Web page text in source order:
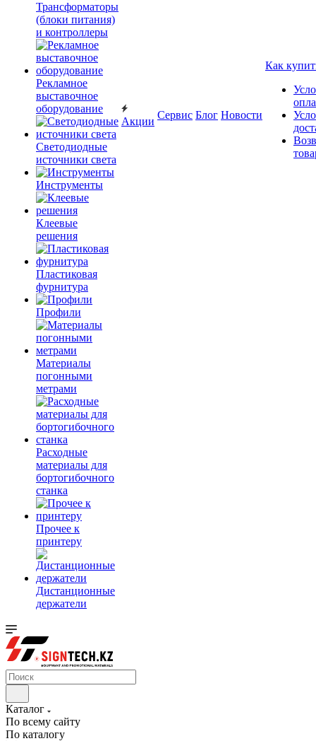
Трансформаторы
(блоки питания)
и контроллеры
Рекламное
выставочное
оборудование
Светодиодные
источники света
Инструменты
Клеевые
решения
Пластиковая
фурнитура
Профили
Материалы
погонными
метрами
Расходные
материалы для
бортогибочного
станка
Прочее к
принтеру
Дистанционные
держатели
Акции
Сервис Блог Новости
Как
Каталог
По всему сайту
По каталогу